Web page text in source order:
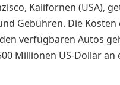
Kalifornen (USA),
Gebühren. Die
verfügbaren Autos
Millionen US-Dollar